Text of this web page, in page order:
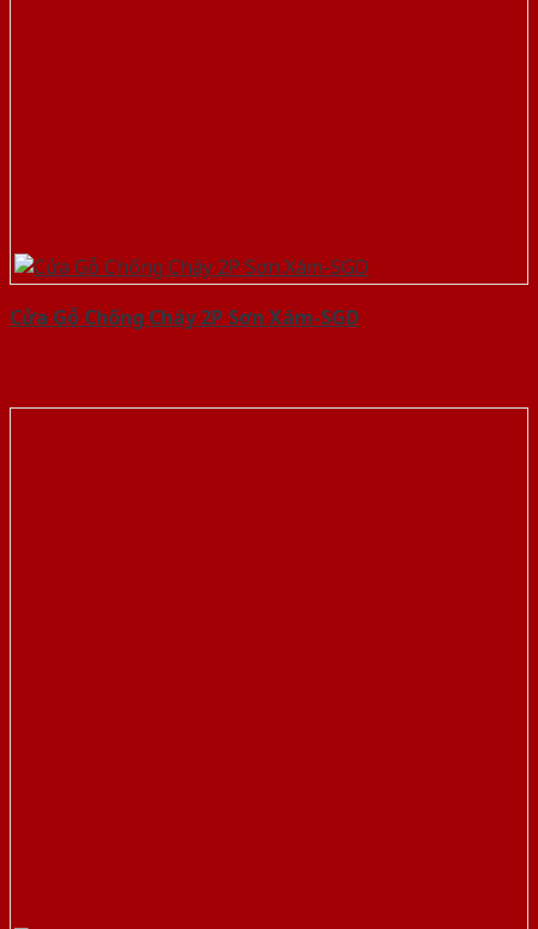
Cửa Gỗ Chống Cháy 2P Sơn Xám-SGD